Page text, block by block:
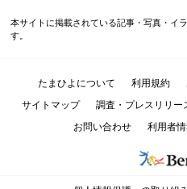
本サイトに掲載されている記事・写真・イ
す。
たまひよについて 利用規約
サイトマップ
調査・プレスリリー
お問い合わせ
利用者